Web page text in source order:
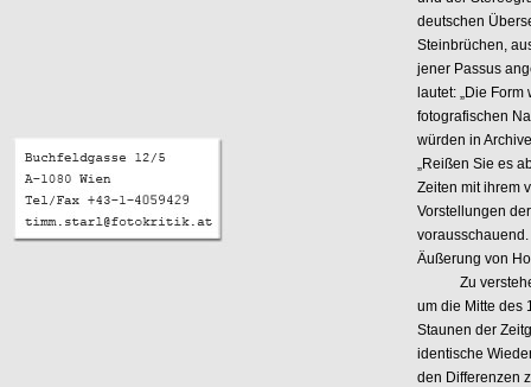
deutschen
Steinbrüchen,
jener Passus
lautet: „Die
fotografischen
würden in
„Reißen Sie es
Zeiten mit ihrem
Vorstellungen
Äußerung von
Zu verstehen
um die Mitte des
Staunen der
identische
den Differenzen